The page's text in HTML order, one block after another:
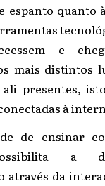
espanto quanto
e
mais distintos
ali presentes,
à
de ensinar
a
através da